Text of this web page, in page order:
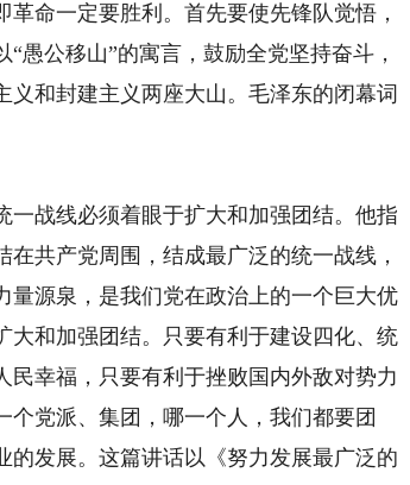
命一定要胜利。首先要使先锋队觉悟，
愚公移山”的寓言，鼓励全党坚持奋斗，
和封建主义两座大山。毛泽东的闭幕词
战线必须着眼于扩大和加强团结。他指
共产党周围，结成最广泛的统一战线，
量源泉，是我们党在政治上的一个巨大优
和加强团结。只要有利于建设四化、统
幸福，只要有利于挫败国内外敌对势力
党派、集团，哪一个人，我们都要团
发展。这篇讲话以《努力发展最广泛的